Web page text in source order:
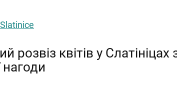
Slatinice
розвіз квітів у